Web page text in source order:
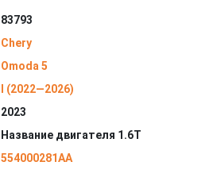
83793
Chery
Omoda 5
I (2022—2026)
2023
Название двигателя 1.6T
554000281AA